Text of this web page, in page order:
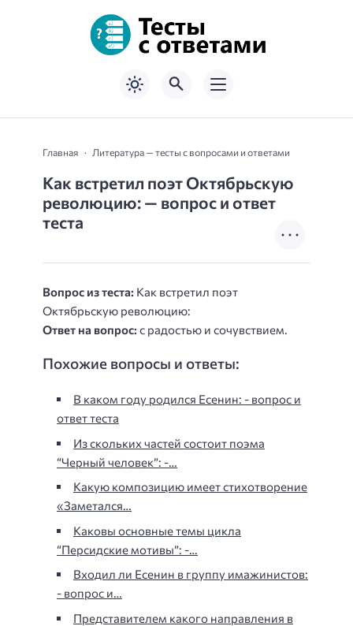
Главная Литература — тесты с вопросами и ответами
Как встретил поэт Октябрьскую
революцию: — вопрос и ответ
теста
Вопрос из теста: Как встретил поэт
Октябрьскую революцию:
Ответ на вопрос: с радостью и сочувствием.
Похожие вопросы и ответы:
В каком году родился Есенин: - вопрос и
ответ теста
Из скольких частей состоит поэма
“Черный человек”: -…
Какую композицию имеет стихотворение
«Заметался…
Каковы основные темы цикла
“Персидские мотивы”: -…
Входил ли Есенин в группу имажинистов:
- вопрос и…
Представителем какого направления в